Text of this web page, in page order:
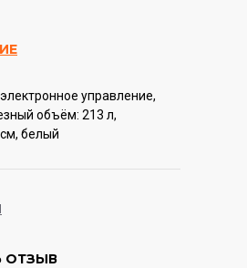
управление,
объём: 213 л,
белый
ОТЗЫВ